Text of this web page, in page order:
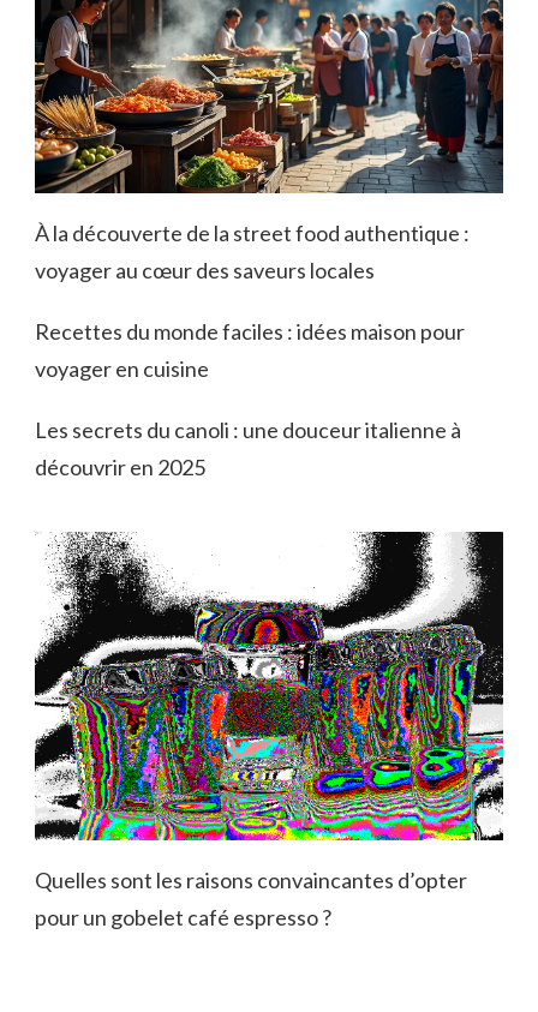
À la découverte de la street food authentique :
voyager au cœur des saveurs locales
Recettes du monde faciles : idées maison pour
voyager en cuisine
Les secrets du canoli : une douceur italienne à
découvrir en 2025
Quelles sont les raisons convaincantes d’opter
pour un gobelet café espresso ?